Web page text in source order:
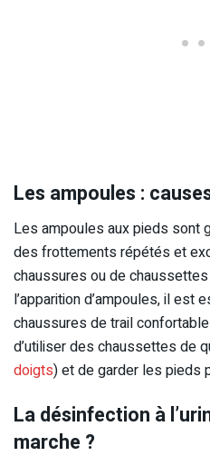
Les ampoules :
Les ampoules aux pieds sont
des frottements répétés et
chaussures ou de
l’apparition d’ampoules, il est
chaussures de trail
d’utiliser des chaussettes de
doigts) et de garder les pieds
La désinfection à
marche ?